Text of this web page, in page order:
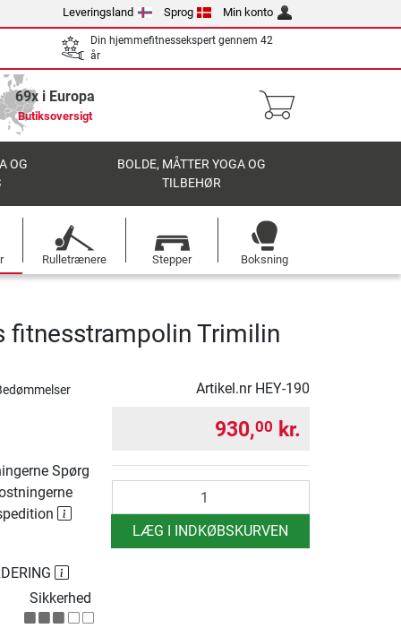
Leveringsland Sprog Min konto
Din hjemmefitnessekspert gennem 42
år
69x i Europa
Butiksoversigt
OG
BOLDE, MÅTTER YOGA OG
TILBEHØR
Rulletrænere Stepper Boksning
fitnesstrampolin Trimilin
Artikel.nr HEY-190
Spørg
930,00 kr.
LÆG I INDKØBSKURVEN
Sikkerhed